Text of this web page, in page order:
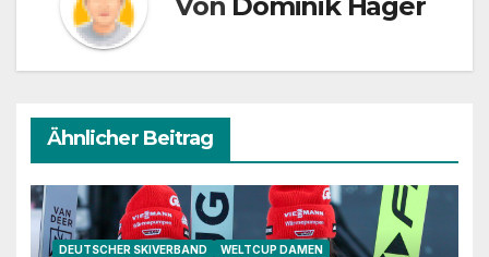
Ähnlicher Beitrag
DEUTSCHER SKIVERBAND
WELTCUP DAMEN